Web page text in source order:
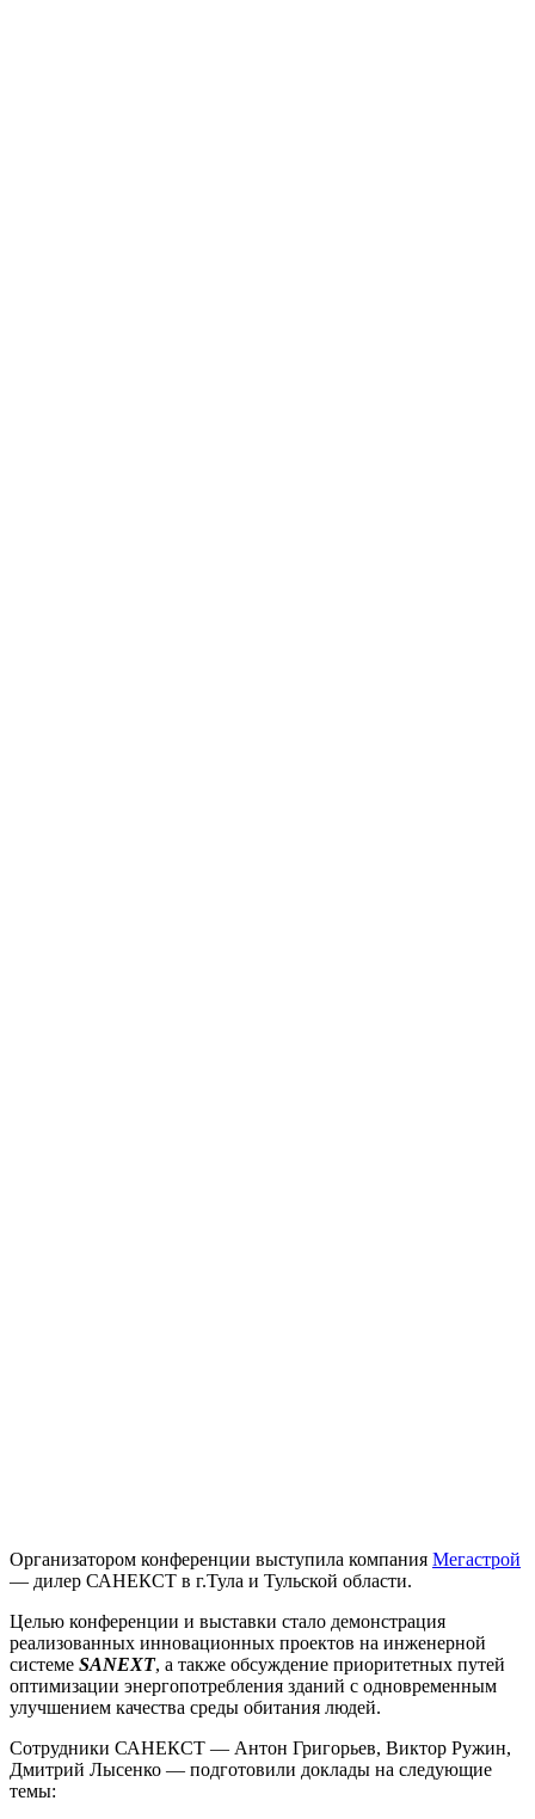
Организатором конференции выступила компания Мегастрой
— дилер САНЕКСТ в г.Тула и Тульской области.
Целью конференции и выставки стало демонстрация
реализованных инновационных проектов на инженерной
системе SANEXT, а также обсуждение приоритетных путей
оптимизации энергопотребления зданий с одновременным
улучшением качества среды обитания людей.
Сотрудники САНЕКСТ — Антон Григорьев, Виктор Ружин,
Дмитрий Лысенко — подготовили доклады на следующие
темы: